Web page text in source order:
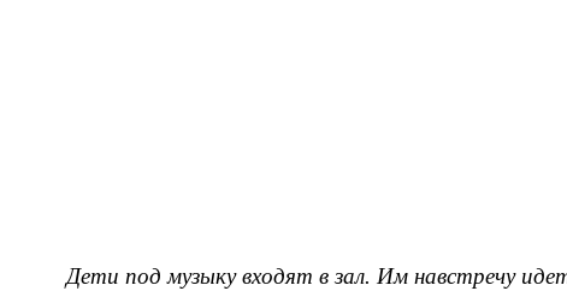
Дети под музыку входят в зал. Им навстречу